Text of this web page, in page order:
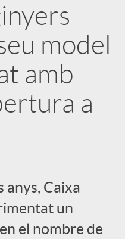
model
amb
a
anys, Caixa
un
el nombre de